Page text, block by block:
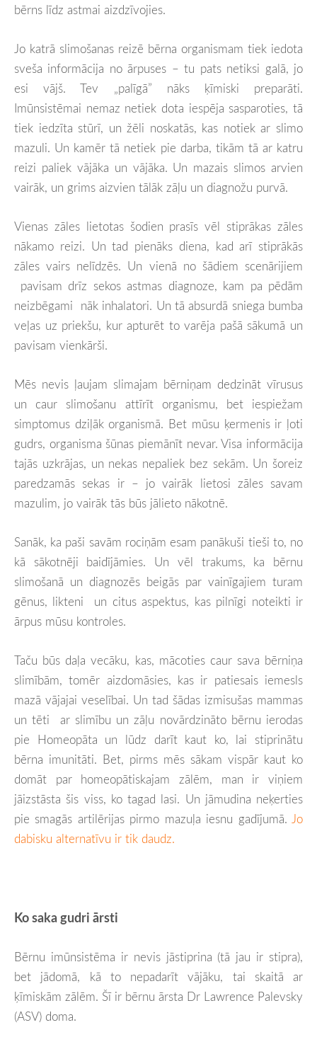
bērns līdz astmai aizdzīvojies.
Jo katrā slimošanas reizē bērna organismam tiek iedota
sveša informācija no ārpuses – tu pats netiksi galā, jo
esi vājš. Tev „palīgā” nāks ķīmiski preparāti.
Imūnsistēmai nemaz netiek dota iespēja sasparoties, tā
tiek iedzīta stūrī, un žēli noskatās, kas notiek ar slimo
mazuli. Un kamēr tā netiek pie darba, tikām tā ar katru
reizi paliek vājāka un vājāka. Un mazais slimos arvien
vairāk, un grims aizvien tālāk zāļu un diagnožu purvā.
Vienas zāles lietotas šodien prasīs vēl stiprākas zāles
nākamo reizi. Un tad pienāks diena, kad arī stiprākās
zāles vairs nelīdzēs. Un vienā no šādiem scenārijiem
pavisam drīz sekos astmas diagnoze, kam pa pēdām
neizbēgami nāk inhalatori. Un tā absurdā sniega bumba
veļas uz priekšu, kur apturēt to varēja pašā sākumā un
pavisam vienkārši.
Mēs nevis ļaujam slimajam bērniņam dedzināt vīrusus
un caur slimošanu attīrīt organismu, bet iespiežam
simptomus dziļāk organismā. Bet mūsu ķermenis ir ļoti
gudrs, organisma šūnas piemānīt nevar. Visa informācija
tajās uzkrājas, un nekas nepaliek bez sekām. Un šoreiz
paredzamās sekas ir – jo vairāk lietosi zāles savam
mazulim, jo vairāk tās būs jālieto nākotnē.
Sanāk, ka paši savām rociņām esam panākuši tieši to, no
kā sākotnēji baidījāmies. Un vēl trakums, ka bērnu
slimošanā un diagnozēs beigās par vainīgajiem turam
gēnus, likteni un citus aspektus, kas pilnīgi noteikti ir
ārpus mūsu kontroles.
Taču būs daļa vecāku, kas, mācoties caur sava bērniņa
slimībām, tomēr aizdomāsies, kas ir patiesais iemesls
mazā vājajai veselībai. Un tad šādas izmisušas mammas
un tēti ar slimību un zāļu novārdzināto bērnu ierodas
pie Homeopāta un lūdz darīt kaut ko, lai stiprinātu
bērna imunitāti. Bet, pirms mēs sākam vispār kaut ko
domāt par homeopātiskajam zālēm, man ir viņiem
jāizstāsta šis viss, ko tagad lasi. Un jāmudina neķerties
pie smagās artilērijas pirmo mazuļa iesnu gadījumā. Jo
dabisku alternatīvu ir tik daudz.
Ko saka gudri ārsti
Bērnu imūnsistēma ir nevis jāstiprina (tā jau ir stipra),
bet jādomā, kā to nepadarīt vājāku, tai skaitā ar
ķīmiskām zālēm. Šī ir bērnu ārsta Dr Lawrence Palevsky
(ASV) doma.